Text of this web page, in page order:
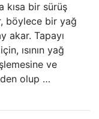
kısa bir sürüş
böylece bir yağ
akar. Tapayı
ısının yağ
ve
olup …